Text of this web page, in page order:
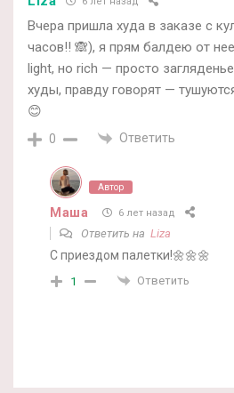
Вчера пришла худа в заказе с
часов!! 🙈), я прям балдею от
light, но rich — просто
худы, правду говорят —
😊
0 Ответить
Автор
Маша 6 лет назад
Ответить на Liza
С приездом палетки!🌼🌼🌼
1 Ответить